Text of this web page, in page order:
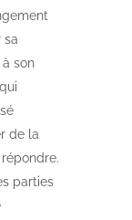
sa
son
de la
parties